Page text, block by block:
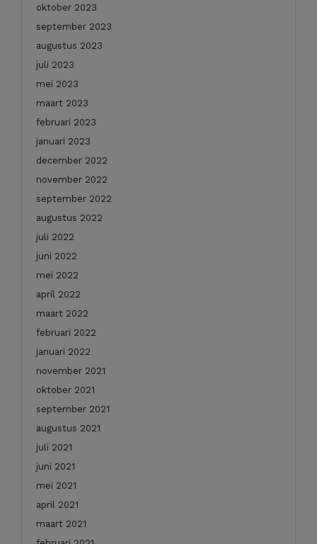
oktober 2023
september 2023
augustus 2023
juli 2023
mei 2023
maart 2023
februari 2023
januari 2023
december 2022
november 2022
september 2022
augustus 2022
juli 2022
juni 2022
mei 2022
april 2022
maart 2022
februari 2022
januari 2022
november 2021
oktober 2021
september 2021
augustus 2021
juli 2021
juni 2021
mei 2021
april 2021
maart 2021